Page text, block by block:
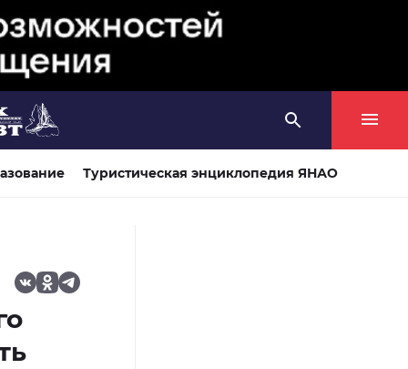
Туристическая энциклопедия ЯНАО